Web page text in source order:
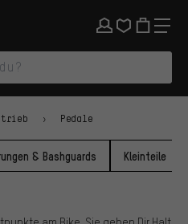
Pedale
& Bashguards Kleinteile